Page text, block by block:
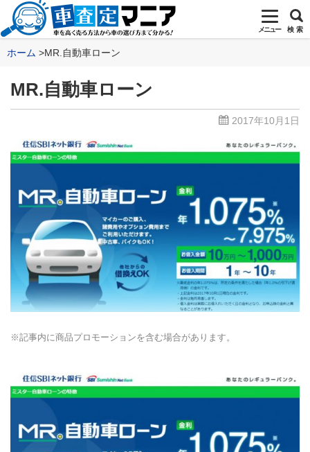
メニュー 検 索
ホーム MR.自動車ローン
MR.自動車ローン
2017年10月1日
※記事内に商品プロモーションを含む場合があります。